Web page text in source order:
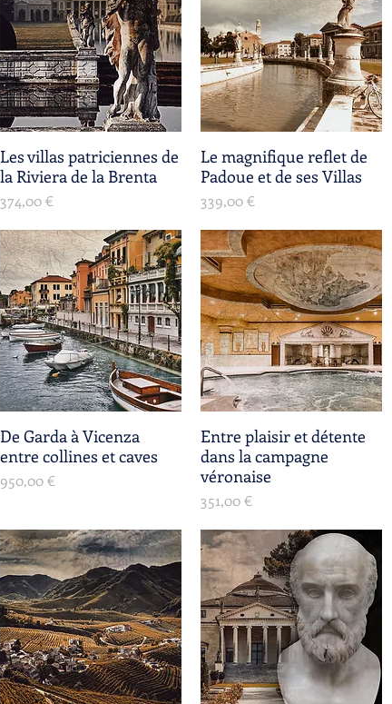
Aperçu rapide
Les villas patriciennes de
la Riviera de la Brenta
Prix
374,00 €
Aperçu rapide
Le magnifique reflet de
Padoue et de ses Villas
Prix
339,00 €
Aperçu rapide
De Garda à Vicenza
entre collines et caves
Prix
950,00 €
Aperçu rapide
Entre plaisir et détente
dans la campagne
véronaise
Prix
351,00 €